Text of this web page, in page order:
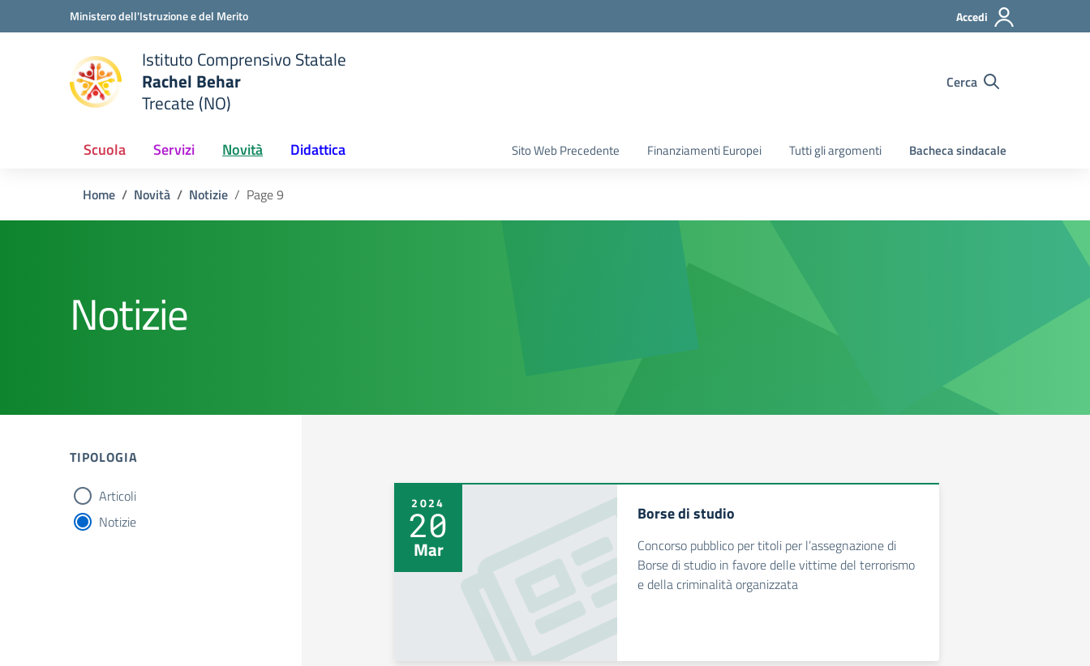
Vai ai contenuti
Vai al menu di navigazioneMinistero dell'Istruzione e del Merito Accedi
scuola
Istituto Comprensivo Statale
Rachel Behar
Trecate (NO)
Cerca
Scuola Servizi Novità Didattica Sito Web Precedente Finanziamenti Europei Tutti gli argomenti Bacheca sindacale
Home Novità Notizie Page 9
Notizie
TIPOLOGIA
tipologia di articoli
Articoli
Notizie
2024
20
Mar
Borse di studio
Concorso pubblico per titoli per l’assegnazione di
Borse di studio in favore delle vittime del terrorismo
e della criminalità organizzata